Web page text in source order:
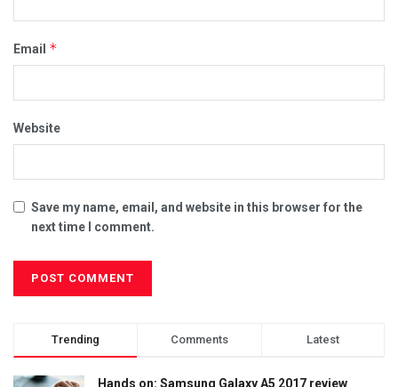
Email *
Website
Save my name, email, and website in this browser for the
next time I comment.
Trending Comments Latest
Hands on: Samsung Galaxy A5 2017 review